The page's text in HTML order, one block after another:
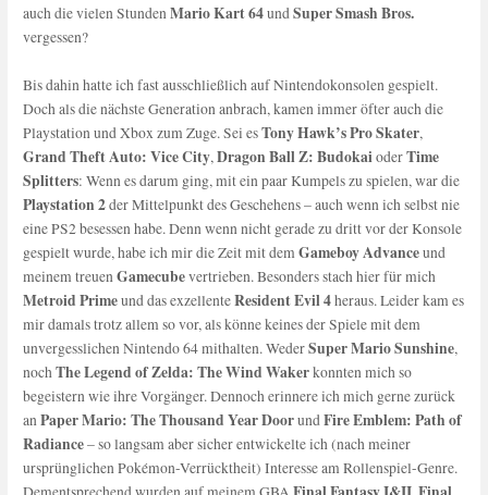
auch die vielen StundenMario Kart 64undSuper Smash Bros.
vergessen?
Bis dahin hatte ich fast ausschließlich auf Nintendokonsolen gespielt.
Doch als die nächste Generation anbrach, kamen immer öfter auch die
Playstation und Xbox zum Zuge. Sei esTony Hawk’s Pro Skater,
Grand Theft Auto: Vice City,Dragon Ball Z: BudokaioderTime
Splitters: Wenn es darum ging, mit ein paar Kumpels zu spielen, war die
Playstation 2der Mittelpunkt des Geschehens – auch wenn ich selbst nie
eine PS2 besessen habe. Denn wenn nicht gerade zu dritt vor der Konsole
gespielt wurde, habe ich mir die Zeit mit demGameboy Advanceund
meinem treuenGamecubevertrieben. Besonders stach hier für mich
Metroid Primeund das exzellenteResident Evil 4heraus. Leider kam es
mir damals trotz allem so vor, als könne keines der Spiele mit dem
unvergesslichen Nintendo 64 mithalten. WederSuper Mario Sunshine,
nochThe Legend of Zelda: The Wind Wakerkonnten mich so
begeistern wie ihre Vorgänger. Dennoch erinnere ich mich gerne zurück
anPaper Mario: The Thousand Year DoorundFire Emblem: Path of
Radiance– so langsam aber sicher entwickelte ich (nach meiner
ursprünglichen Pokémon-Verrücktheit) Interesse am Rollenspiel-Genre.